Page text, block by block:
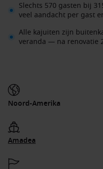
Slechts 570 gasten bij
veel aandacht per gast
Alle kajuiten zijn
veranda — na renovatie
Noord-Amerika
Amadea